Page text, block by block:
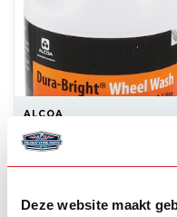
Deze website maakt
ALCOA
Alcoa – Dura Bright 1
Liter
31,50